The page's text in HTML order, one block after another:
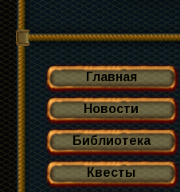
Главная
Новости
Библиотека
Квесты